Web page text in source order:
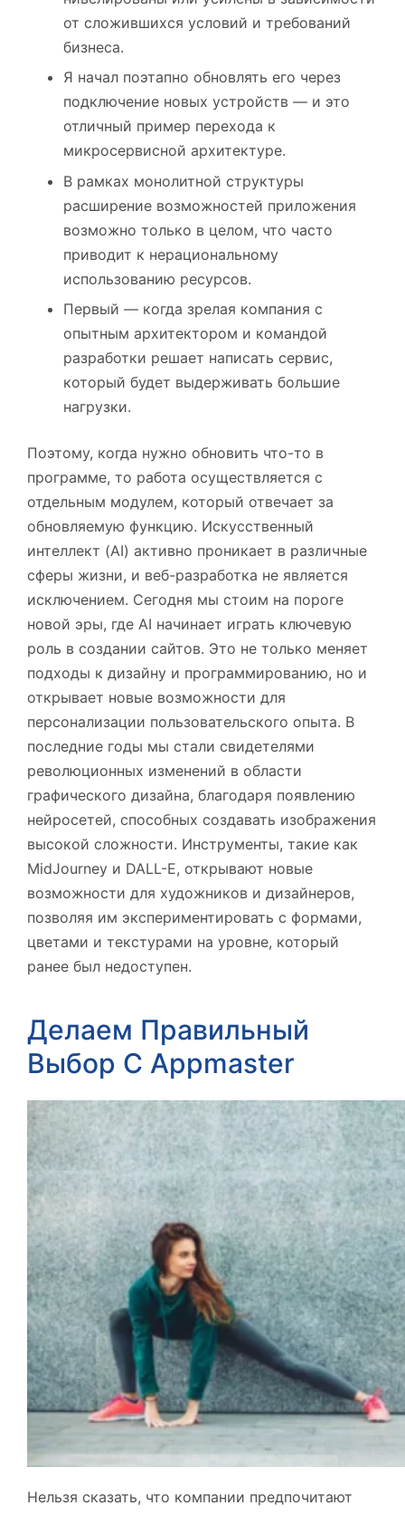
от сложившихся условий и требований
бизнеса.
Я начал поэтапно обновлять его через
подключение новых устройств — и это
отличный пример перехода к
микросервисной архитектуре.
В рамках монолитной структуры
расширение возможностей приложения
возможно только в целом, что часто
приводит к нерациональному
использованию ресурсов.
Первый — когда зрелая компания с
опытным архитектором и командой
разработки решает написать сервис,
который будет выдерживать большие
нагрузки.
Поэтому, когда нужно обновить что-то в
программе, то работа осуществляется с
отдельным модулем, который отвечает за
обновляемую функцию. Искусственный
интеллект (AI) активно проникает в различные
сферы жизни, и веб-разработка не является
исключением. Сегодня мы стоим на пороге
новой эры, где AI начинает играть ключевую
роль в создании сайтов. Это не только меняет
подходы к дизайну и программированию, но и
открывает новые возможности для
персонализации пользовательского опыта. В
последние годы мы стали свидетелями
революционных изменений в области
графического дизайна, благодаря появлению
нейросетей, способных создавать изображения
высокой сложности. Инструменты, такие как
MidJourney и DALL-E, открывают новые
возможности для художников и дизайнеров,
позволяя им экспериментировать с формами,
цветами и текстурами на уровне, который
ранее был недоступен.
Делаем Правильный
Выбор С Appmaster
Нельзя сказать, что компании предпочитают